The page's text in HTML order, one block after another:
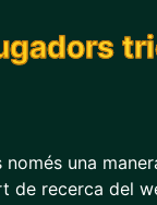
una
de recerca del